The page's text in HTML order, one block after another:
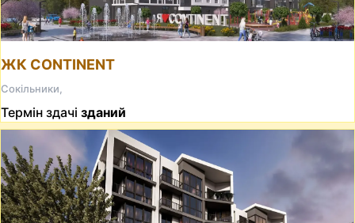
ЖК CONTINENT
Сокільники,
Термін здачі зданий